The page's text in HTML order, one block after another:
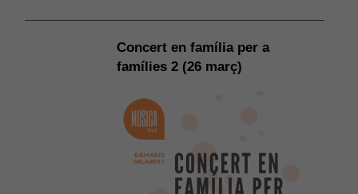
Concert en família per a
famílies 2 (26 març)